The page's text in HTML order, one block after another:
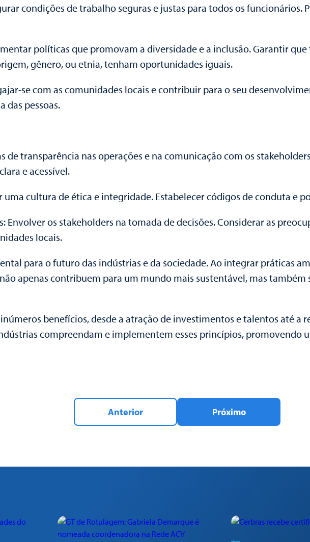
condições de trabalho seguras e justas para todos os funcionários.
políticas que promovam a diversidade e a inclusão. Garantir
gênero, ou etnia, tenham oportunidades iguais.
se com as comunidades locais e contribuir para o seu
das pessoas.
de transparência nas operações e na comunicação com os
e acessível.
uma cultura de ética e integridade. Estabelecer códigos de conduta e
Envolver os stakeholders na tomada de decisões. Considerar as
locais.
para o futuro das indústrias e da sociedade. Ao integrar práticas
não apenas contribuem para um mundo mais sustentável, mas
benefícios, desde a atração de investimentos e talentos até a
compreendam e implementem esses princípios, promovendo
Anterior Próximo